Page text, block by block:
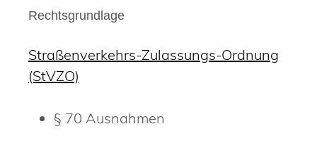
Rechtsgrundlage
Straßenverkehrs-Zulassungs-Ordnung
(StVZO)
§ 70 Ausnahmen